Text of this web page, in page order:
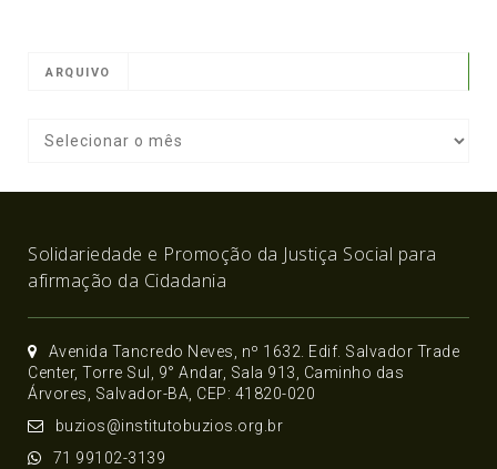
ARQUIVO
Solidariedade e Promoção da Justiça Social para
afirmação da Cidadania
Avenida Tancredo Neves, nº 1632. Edif. Salvador Trade
Center, Torre Sul, 9° Andar, Sala 913, Caminho das
Árvores, Salvador-BA, CEP: 41820-020
buzios@institutobuzios.org.br
71 99102-3139